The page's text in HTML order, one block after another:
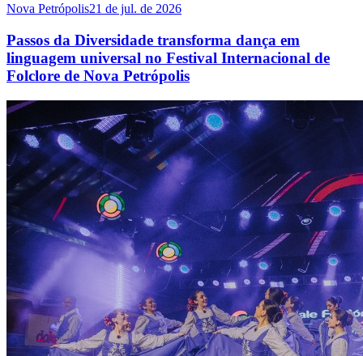
Nova Petrópolis21 de jul. de 2026
Passos da Diversidade transforma dança em
linguagem universal no Festival Internacional de
Folclore de Nova Petrópolis